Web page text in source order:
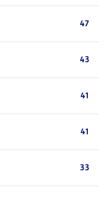
47
43
41
41
33